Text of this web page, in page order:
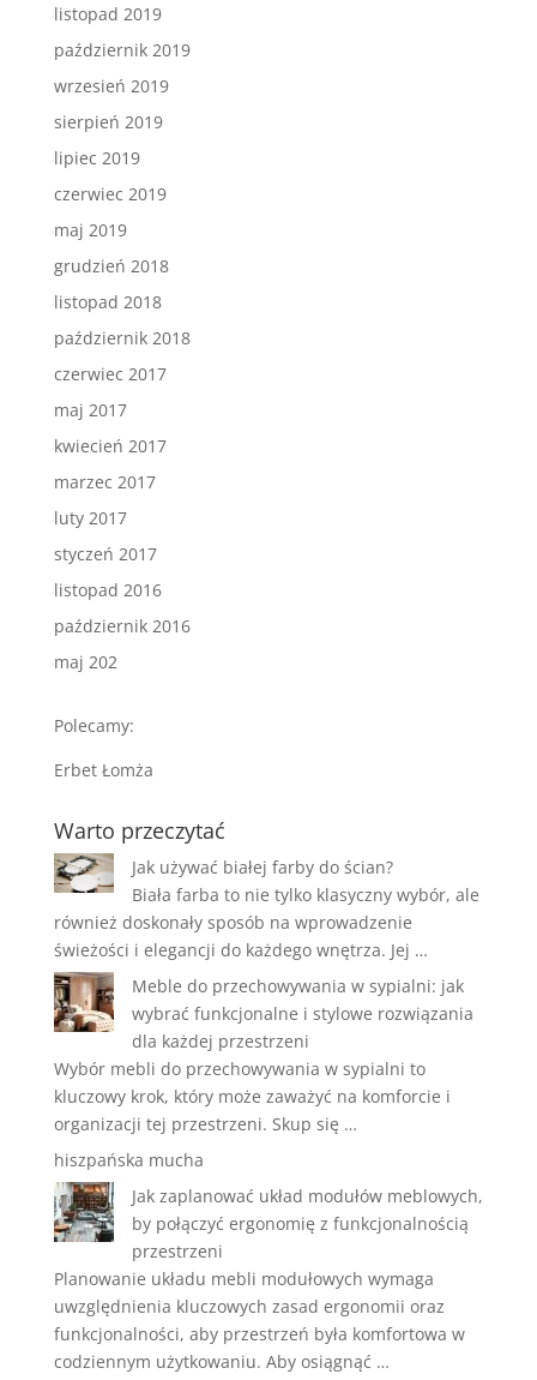
listopad 2019
październik 2019
wrzesień 2019
sierpień 2019
lipiec 2019
czerwiec 2019
maj 2019
grudzień 2018
listopad 2018
październik 2018
czerwiec 2017
maj 2017
kwiecień 2017
marzec 2017
luty 2017
styczeń 2017
listopad 2016
październik 2016
maj 202
Polecamy:
Erbet Łomża
Warto przeczytać
Jak używać białej farby do ścian?
Biała farba to nie tylko klasyczny wybór, ale
również doskonały sposób na wprowadzenie
świeżości i elegancji do każdego wnętrza. Jej …
Meble do przechowywania w sypialni: jak
wybrać funkcjonalne i stylowe rozwiązania
dla każdej przestrzeni
Wybór mebli do przechowywania w sypialni to
kluczowy krok, który może zaważyć na komforcie i
organizacji tej przestrzeni. Skup się …
hiszpańska mucha
Jak zaplanować układ modułów meblowych,
by połączyć ergonomię z funkcjonalnością
przestrzeni
Planowanie układu mebli modułowych wymaga
uwzględnienia kluczowych zasad ergonomii oraz
funkcjonalności, aby przestrzeń była komfortowa w
codziennym użytkowaniu. Aby osiągnąć …